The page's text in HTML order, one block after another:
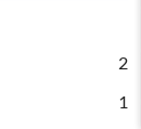
2
1